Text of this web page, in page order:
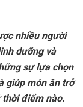
nhiều người
dưỡng và
sự lựa chọn
giúp món ăn trở
điểm nào.